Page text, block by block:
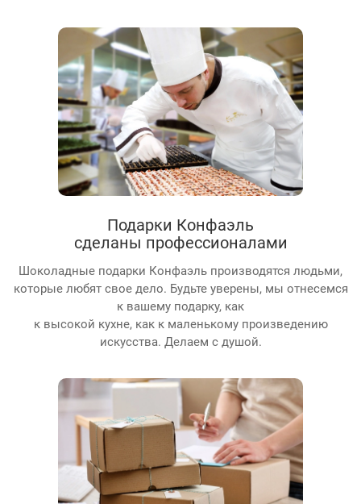
Подарки Конфаэль
сделаны профессионалами
Шоколадные подарки Конфаэль производятся людьми,
которые любят свое дело. Будьте уверены, мы отнесемся
к вашему подарку, как
к высокой кухне, как к маленькому произведению
искусства. Делаем с душой.